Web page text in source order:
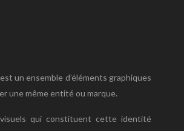
un ensemble d’éléments graphiques
une même entité ou marque.
qui constituent cette identité